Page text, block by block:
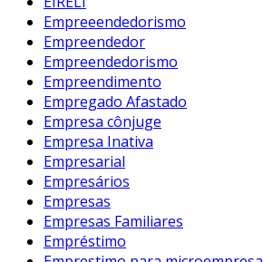
Empreeendedorismo
Empreendedor
Empreendedorismo
Empreendimento
Empregado Afastado
Empresa cônjuge
Empresa Inativa
Empresarial
Empresários
Empresas
Empresas Familiares
Empréstimo